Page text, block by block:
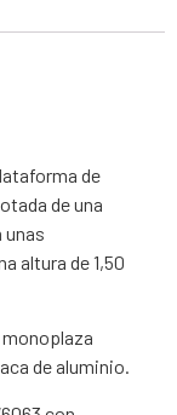
de
de una
unas
altura de 1,50
de aluminio.